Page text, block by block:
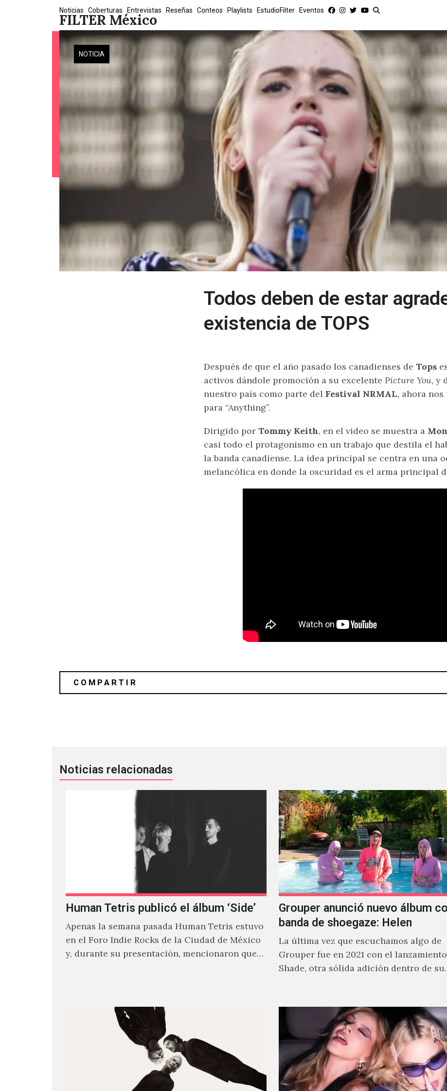
FILTER México
Noticias Coberturas Entrevistas Reseñas Conteos Playlists EstudioFilter Eventos
NOTICIA
Todos deben de estar
existencia de TOPS
Después de que el año pasado los canadienses de Tops
activos dándole promoción a su excelente Picture You, y
nuestro país como parte del Festival NRMAL, ahora
para “Anything”.
Dirigido por Tommy Keith, en el video se muestra a
casi todo el protagonismo en un trabajo que destila el
la banda canadiense. La idea principal se centra en una
melancólica en donde la oscuridad es el arma principal
Noticias relacionadas
Human Tetris publicó el álbum ‘Side’
Apenas la semana pasada Human Tetris estuvo
en el Foro Indie Rocks de la Ciudad de México
y, durante su presentación, mencionaron que
Grouper anunció nuevo álbum
banda de shoegaze: Helen
La última vez que escuchamos algo de
Grouper fue en 2021 con el
Shade, otra sólida adición dentro de su